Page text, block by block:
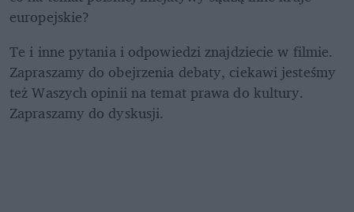
europejskie?
Te i inne pytania i odpowiedzi znajdziecie w filmie.
Zapraszamy do obejrzenia debaty, ciekawi jesteśmy
też Waszych opinii na temat prawa do kultury.
Zapraszamy do dyskusji.